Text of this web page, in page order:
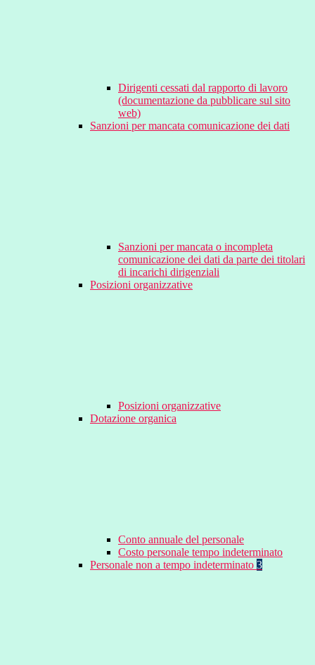
Dirigenti cessati dal rapporto di lavoro
(documentazione da pubblicare sul sito
web)
Sanzioni per mancata comunicazione dei dati
Sanzioni per mancata o incompleta
comunicazione dei dati da parte dei titolari
di incarichi dirigenziali
Posizioni organizzative
Posizioni organizzative
Dotazione organica
Conto annuale del personale
Costo personale tempo indeterminato
Personale non a tempo indeterminato 3